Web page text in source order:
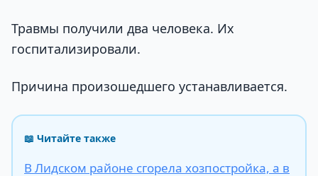
Травмы получили два человека. Их
госпитализировали.
Причина произошедшего устанавливается.
📖 Читайте также
В Лидском районе сгорела хозпостройка, а в